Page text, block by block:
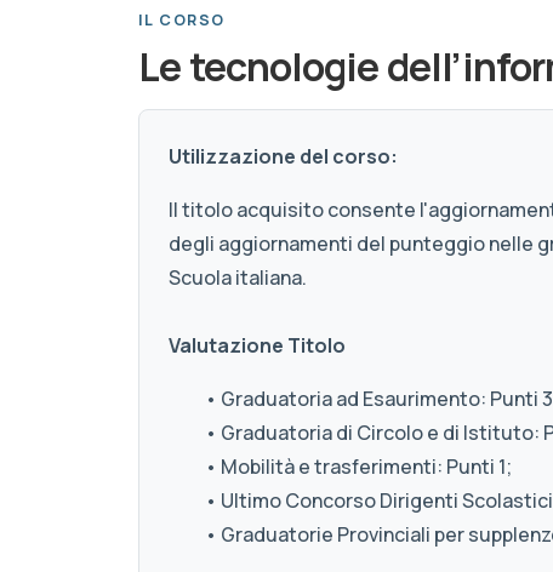
IL CORSO
Le tecnologie
Utilizzazione del corso:
Il titolo acquisito consente
degli aggiornamenti del punteggio nelle
Scuola italiana.
Valutazione Titolo
• Graduatoria ad Esaurimento: Punti
• Graduatoria di Circolo e di Istituto:
• Mobilità e trasferimenti: Punti 1;
• Ultimo Concorso Dirigenti
• Graduatorie Provinciali per